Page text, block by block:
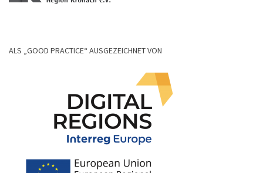
ALS „GOOD PRACTICE“ AUSGEZEICHNET VON